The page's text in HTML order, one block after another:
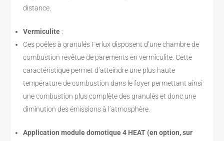
distance.
Vermiculite :
Ces poêles à granulés Ferlux disposent d’une chambre de
combustion revêtue de parements en vermiculite. Cette
caractéristique permet d’atteindre une plus haute
température de combustion dans le foyer permettant ainsi
une combustion plus complète des granulés et donc une
diminution des émissions à l’atmosphère.
Application module domotique 4 HEAT (en option, sur